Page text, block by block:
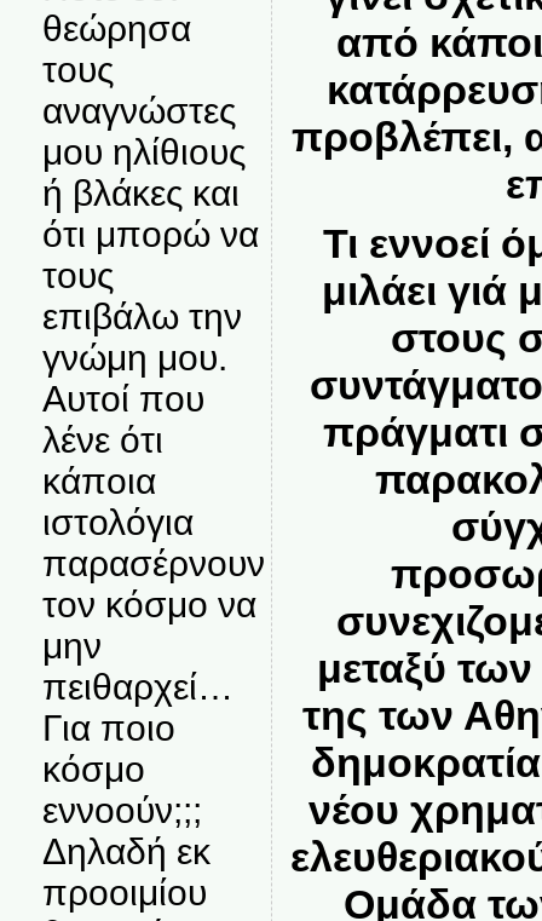
θεώρησα
τους
αναγνώστες
μου ηλίθιους
ή βλάκες και
ότι μπορώ να
τους
επιβάλω την
γνώμη μου.
Αυτοί που
λένε ότι
κάποια
ιστολόγια
παρασέρνουν
τον κόσμο να
μην
πειθαρχεί…
Για ποιο
κόσμο
εννοούν;;;
Δηλαδή εκ
προοιμίου
από
προβλέπει,
Τι εννοεί
μιλάει γιά
στους
πράγματι
μεταξύ
της των
νέου
Ομάδα